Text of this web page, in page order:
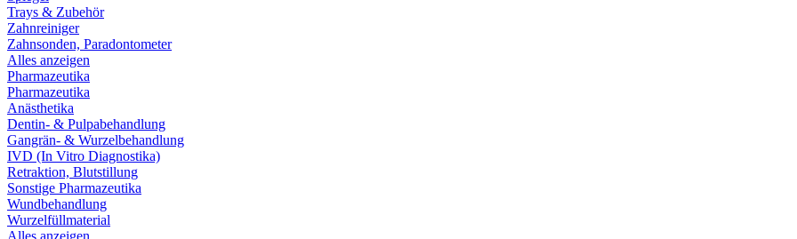
Trays & Zubehör
Zahnreiniger
Zahnsonden, Paradontometer
Alles anzeigen
Pharmazeutika
Pharmazeutika
Anästhetika
Dentin- & Pulpabehandlung
Gangrän- & Wurzelbehandlung
IVD (In Vitro Diagnostika)
Retraktion, Blutstillung
Sonstige Pharmazeutika
Wundbehandlung
Wurzelfüllmaterial
Alles anzeigen